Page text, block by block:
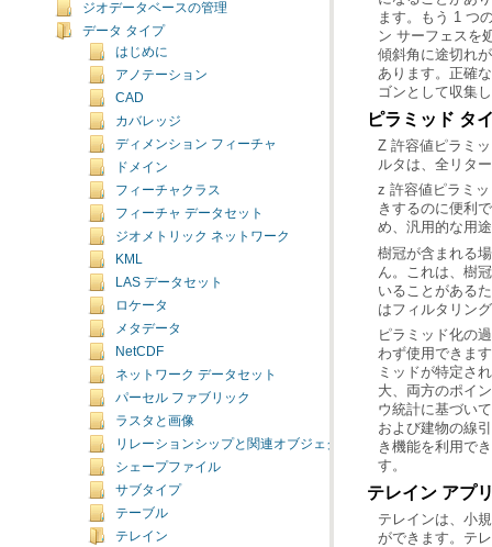
ジオデータベースの管理
データ タイプ
はじめに
アノテーション
CAD
カバレッジ
ディメンション フィーチャ
ドメイン
フィーチャクラス
フィーチャ データセット
ジオメトリック ネットワーク
KML
LAS データセット
ロケータ
メタデータ
NetCDF
ネットワーク データセット
パーセル ファブリック
ラスタと画像
リレーションシップと関連オブジェクト
シェープファイル
サブタイプ
テーブル
テレイン
ゴンとして収集
ピラミッド タ
ルタは、全リタ
め、汎用的な用
樹冠が含まれる
はフィルタリン
ピラミッド化の
す。
テレイン アプ